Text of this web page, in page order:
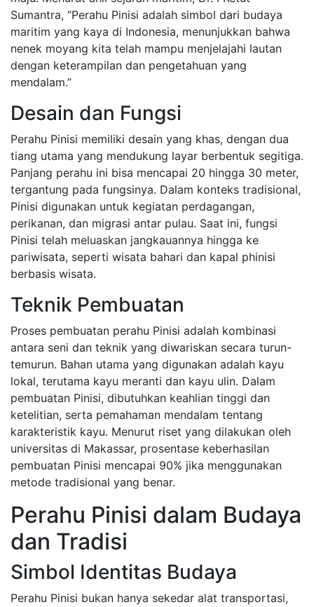
Sumantra, “Perahu Pinisi adalah simbol dari budaya
maritim yang kaya di Indonesia, menunjukkan bahwa
nenek moyang kita telah mampu menjelajahi lautan
dengan keterampilan dan pengetahuan yang
mendalam.”
Desain dan Fungsi
Perahu Pinisi memiliki desain yang khas, dengan dua
tiang utama yang mendukung layar berbentuk segitiga.
Panjang perahu ini bisa mencapai 20 hingga 30 meter,
tergantung pada fungsinya. Dalam konteks tradisional,
Pinisi digunakan untuk kegiatan perdagangan,
perikanan, dan migrasi antar pulau. Saat ini, fungsi
Pinisi telah meluaskan jangkauannya hingga ke
pariwisata, seperti wisata bahari dan kapal phinisi
berbasis wisata.
Teknik Pembuatan
Proses pembuatan perahu Pinisi adalah kombinasi
antara seni dan teknik yang diwariskan secara turun-
temurun. Bahan utama yang digunakan adalah kayu
lokal, terutama kayu meranti dan kayu ulin. Dalam
pembuatan Pinisi, dibutuhkan keahlian tinggi dan
ketelitian, serta pemahaman mendalam tentang
karakteristik kayu. Menurut riset yang dilakukan oleh
universitas di Makassar, prosentase keberhasilan
pembuatan Pinisi mencapai 90% jika menggunakan
metode tradisional yang benar.
Perahu Pinisi dalam Budaya
dan Tradisi
Simbol Identitas Budaya
Perahu Pinisi bukan hanya sekedar alat transportasi,